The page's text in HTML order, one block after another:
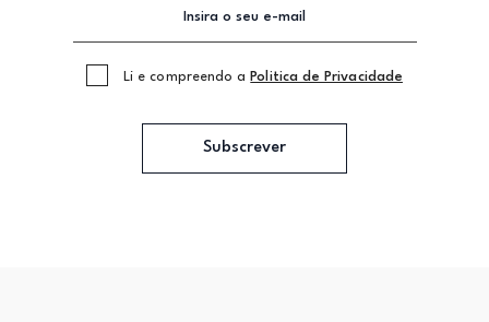
Li e compreendo a Politica de Privacidade
Subscrever